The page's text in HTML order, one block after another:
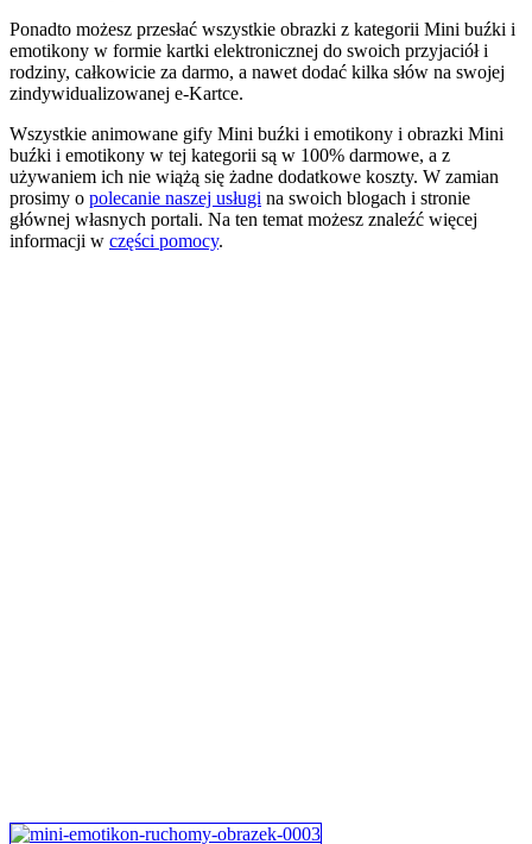
Ponadto możesz przesłać wszystkie obrazki z kategorii Mini buźki i
emotikony w formie kartki elektronicznej do swoich przyjaciół i
rodziny, całkowicie za darmo, a nawet dodać kilka słów na swojej
zindywidualizowanej e-Kartce.
Wszystkie animowane gify Mini buźki i emotikony i obrazki Mini
buźki i emotikony w tej kategorii są w 100% darmowe, a z
używaniem ich nie wiążą się żadne dodatkowe koszty. W zamian
prosimy o polecanie naszej usługi na swoich blogach i stronie
głównej własnych portali. Na ten temat możesz znaleźć więcej
informacji w części pomocy.